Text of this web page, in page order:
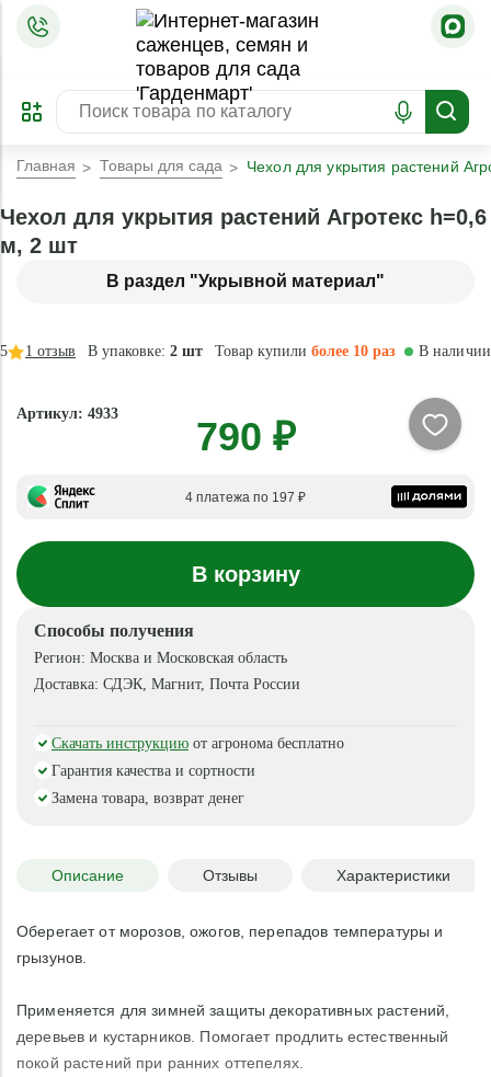
ПРЕДЗАКАЗ
ЗАБРОНИРОВАТЬ
ЛУЧШЕЕ
Главная Товары для сада Чехол для укрытия растений
В раздел "Укрывной материал"
Чехол для укрытия растений Агротекс h=0,6
м, 2 шт
В упаковке: 2 шт Товар купили более 10 раз
5 1 отзыв В наличии
Артикул: 4933
790 ₽
4 платежа по 197 ₽
В корзину
Способы получения
Регион: Москва и Московская область
Доставка: СДЭК, Магнит, Почта России
Скачать инструкцию от агронома бесплатно
Гарантия качества и сортности
Замена товара, возврат денег
Описание Отзывы Характеристики
Оберегает от морозов, ожогов, перепадов температуры и
грызунов.
Применяется для зимней защиты декоративных растений,
деревьев и кустарников. Помогает продлить естественный
покой растений при ранних оттепелях.